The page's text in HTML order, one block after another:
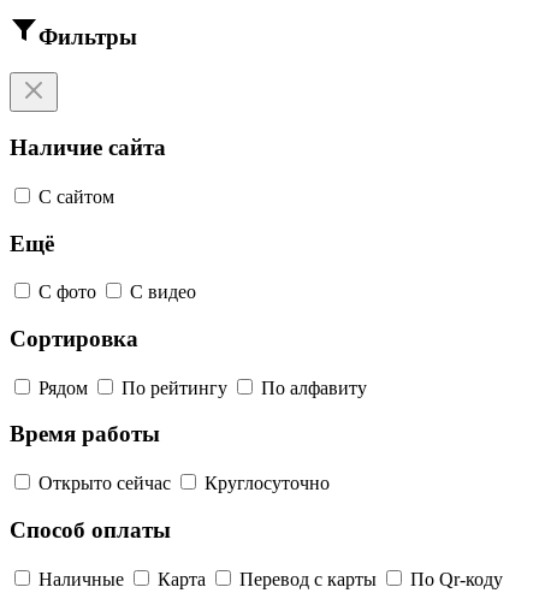
Фильтры
Наличие сайта
С сайтом
Ещё
С фото С видео
Сортировка
Рядом По рейтингу По алфавиту
Время работы
Открыто сейчас Круглосуточно
Способ оплаты
Наличные Карта Перевод с карты По Qr-коду